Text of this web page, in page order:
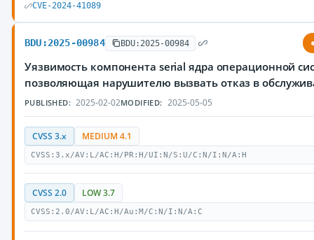
CVE-2024-41089
BDU:2025-00984 BDU:2025-00984
Уязвимость компонента serial ядра операционной
позволяющая нарушителю вызвать отказ в
PUBLISHED: 2025-02-02MODIFIED: 2025-05-05
CVSS 3.x MEDIUM 4.1
CVSS:3.x/AV:L/AC:H/PR:H/UI:N/S:U/C:N/I:N/A:H
CVSS 2.0 LOW 3.7
CVSS:2.0/AV:L/AC:H/Au:M/C:N/I:N/A:C